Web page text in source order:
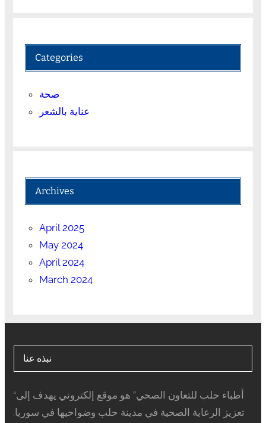
Categories
صحة
عناية بالشعر
Archives
April 2025
May 2024
April 2024
March 2024
نبذه عنا
“أطباء حلب للتعاون الصحي” هو موقع إلكتروني يهدف إلى
تعزيز الرعاية الصحية في مدينة حلب وضواحيها في سوريا.